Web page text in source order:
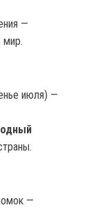
—
мир.
июля) —
—